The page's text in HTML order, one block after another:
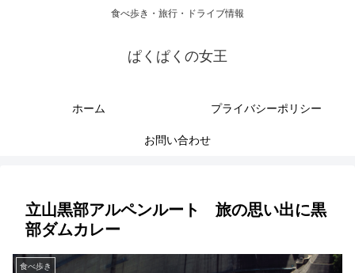
食べ歩き・旅行・ドライブ情報
ぱくぱくの女王
ホーム プライバシーポリシー
お問い合わせ
立山黒部アルペンルート 旅の思い出に黒
部ダムカレー
食べ歩き